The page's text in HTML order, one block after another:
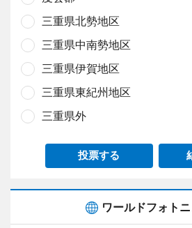
三重県北勢地区
三重県中南勢地区
三重県伊賀地区
三重県東紀州地区
三重県外
投票する
ワールドフォト